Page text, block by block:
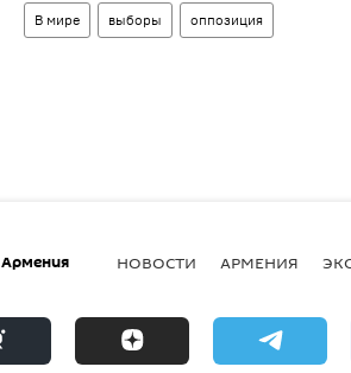
В мире выборы оппозиция
Армения НОВОСТИ АРМЕНИЯ